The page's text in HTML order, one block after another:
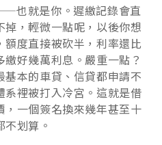
也就是你。遲繳記錄會直
，輕微一點呢，以後你想
度直接被砍半，利率還比
好幾萬利息。嚴重一點？
本的車貸、信貸都申請不
裡被打入冷宮。這就是借
一個簽名換來幾年甚至十
划算。